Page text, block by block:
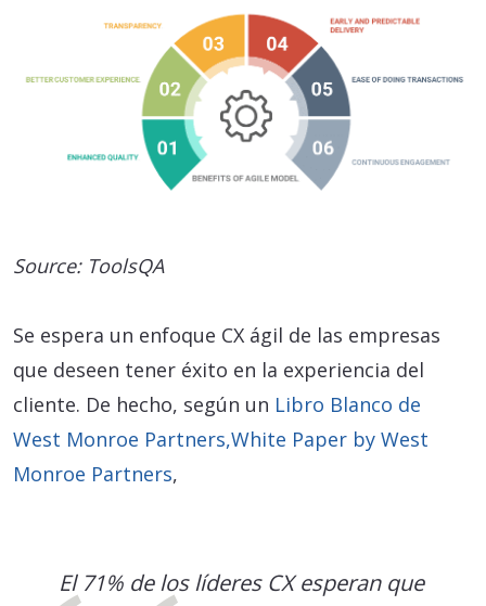
Source: ToolsQA
Se espera un enfoque CX ágil de las empresas
que deseen tener éxito en la experiencia del
cliente. De hecho, según un Libro Blanco de
West Monroe Partners,White Paper by West
Monroe Partners,
El 71% de los líderes CX esperan que